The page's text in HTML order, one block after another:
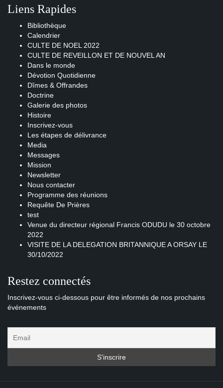
Liens Rapides
Bibliothèque
Calendrier
CULTE DE NOEL 2022
CULTE DE REVEILLON ET DE NOUVEL AN
Dans le monde
Dévotion Quotidienne
Dîmes & Offrandes
Doctrine
Galerie des photos
Histoire
Inscrivez-vous
Les étapes de délivrance
Media
Messages
Mission
Newsletter
Nous contacter
Programme des réunions
Requête De Prières
test
Venue du directeur régional Francis ODUDU le 30 octobre
2022
VISITE DE LA DELEGATION BRITANNIQUE A ORSAY LE
30/10/2022
Restez connectés
Inscrivez-vous ci-dessous pour être informés de nos prochains
événements